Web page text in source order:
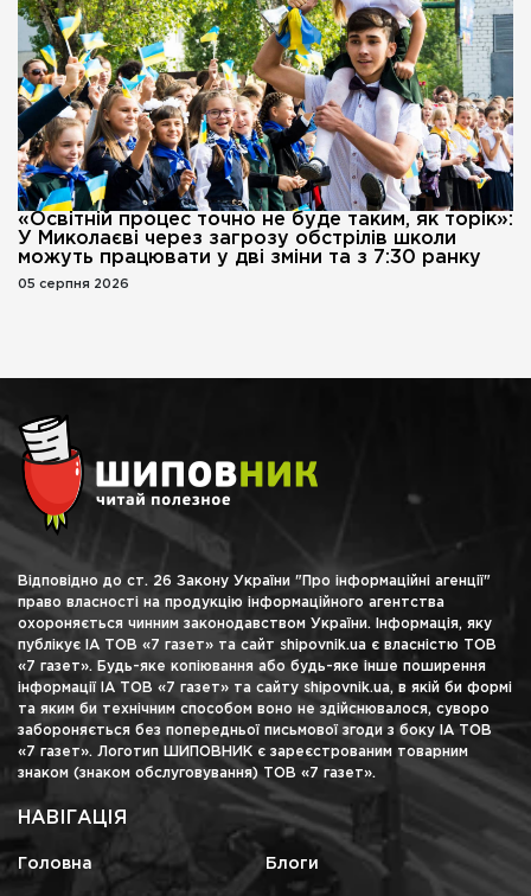
«Освітній процес точно не буде таким, як торік»:
У Миколаєві через загрозу обстрілів школи
можуть працювати у дві зміни та з 7:30 ранку
05 серпня 2026
Відповідно до ст. 26 Закону України "Про інформаційні агенції"
право власності на продукцію інформаційного агентства
охороняється чинним законодавством України. Інформація, яку
публікує ІА ТОВ «7 газет» та сайт shipovnik.ua є власністю ТОВ
«7 газет». Будь-яке копіювання або будь-яке інше поширення
інформації ІА ТОВ «7 газет» та сайту shipovnik.ua, в якій би формі
та яким би технічним способом воно не здійснювалося, суворо
забороняється без попередньої письмової згоди з боку ІА ТОВ
«7 газет». Логотип ШИПОВНИК є зареєстрованим товарним
знаком (знаком обслуговування) ТОВ «7 газет».
НАВІГАЦІЯ
Головна Блоги